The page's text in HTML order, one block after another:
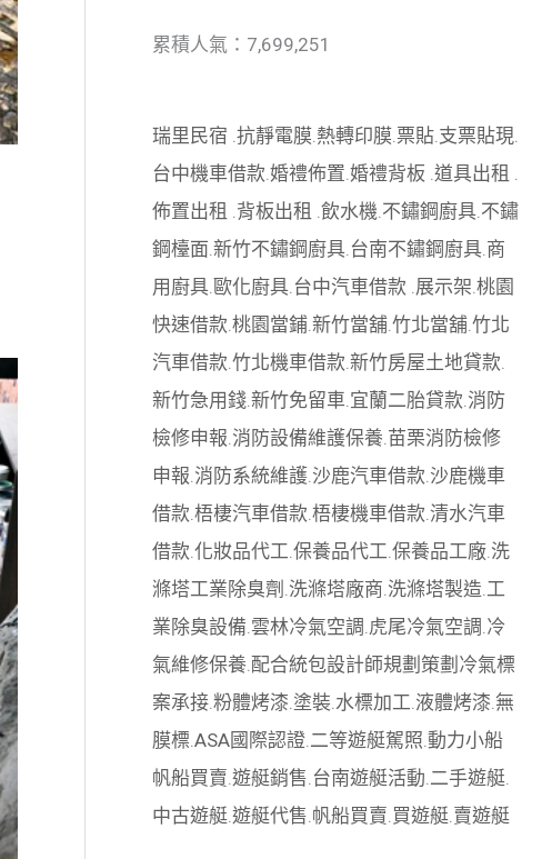
累積人氣：7,699,251
瑞里民宿 抗靜電膜. 熱轉印膜. 票貼. 支票貼現
台中機車借款 婚禮佈置 婚禮背板 道具出租
佈置出租 背板出租 飲水機 不鏽鋼廚具. 不鏽
鋼檯面 新竹不鏽鋼廚具. 台南不鏽鋼廚具. 商
用廚具. 歐化廚具. 台中汽車借款 展示架 桃園
快速借款 桃園當鋪. 新竹當舖. 竹北當舖. 竹北
汽車借款 竹北機車借款 新竹房屋土地貸款
新竹急用錢. 新竹免留車. 宜蘭二胎貸款 消防
檢修申報 消防設備維護保養 苗栗消防檢修
申報 消防系統維護. 沙鹿汽車借款 沙鹿機車
借款 梧棲汽車借款 梧棲機車借款 清水汽車
借款 化妝品代工 保養品代工 保養品工廠. 洗
滌塔工業除臭劑 洗滌塔廠商 洗滌塔製造 工
業除臭設備 雲林冷氣空調 虎尾冷氣空調 冷
氣維修保養 配合統包設計師規劃策劃 冷氣標
案承接. 粉體烤漆 塗裝 水標加工 液體烤漆 無
膜標 ASA國際認證. 二等遊艇駕照 動力小船
帆船買賣 遊艇銷售 台南遊艇活動 二手遊艇.
中古遊艇. 遊艇代售 帆船買賣 買遊艇. 賣遊艇